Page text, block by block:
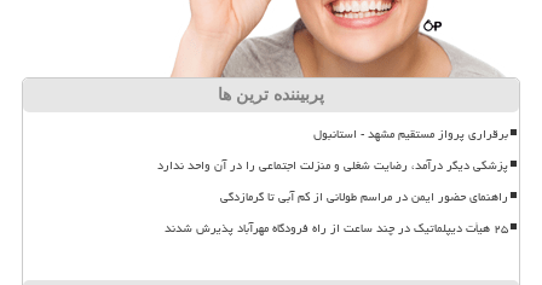
پربیننده ترین ها
برقراری پرواز مستقیم مشهد - استانبول
پزشکی دیگر درآمد، رضایت شغلی و منزلت اجتماعی را در آن واحد ندارد
راهنمای حضور ایمن در مراسم طولانی از کم آبی تا گرمازدگی
۲۵ هیأت دیپلماتیک در چند ساعت از راه فرودگاه مهرآباد پذیرش شدند